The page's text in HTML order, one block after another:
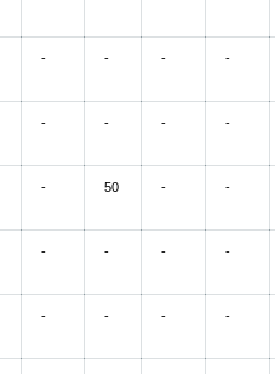
- - - -
- - - -
- 50 - -
- - - -
- - - -